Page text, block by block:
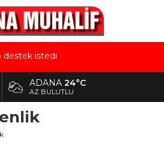
2 milyar dolar ihracat hedefi
destek istedi
Avrupa ivmesi
Mercek” herkes için uygun mu?
Özkan: Adanalıların bir metrekare
yedirmeyiz!
kiraladığı arsanın resmi kiracısı
ADANA24°C
AZ BULUTLU